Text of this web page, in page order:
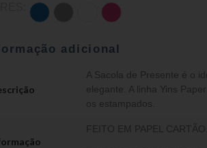
adicional
A Sacola de Presente é o
elegante. A linha Yins
os estampados.
FEITO EM PAPEL CARTÃO.